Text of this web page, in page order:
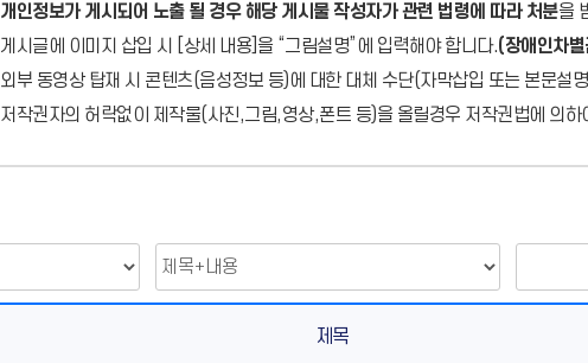
개인정보가 게시되어 노출 될 경우 해당 게시물 작성자가 관련 법령에 따라 처분을
게시글에 이미지 삽입 시 [상세 내용]을 “그림설명”에 입력해야 합니다.(장애인차
외부 동영상 탑재 시 콘텐츠(음성정보 등)에 대한 대체 수단(자막삽입 또는 본문설
저작권자의 허락없이 제작물(사진,그림,영상,폰트 등)을 올릴경우 저작권법에 의
제목